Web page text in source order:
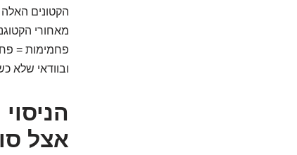
הקטונים האלה
מאחורי
פחמימות =
ובוודאי שלא
אצל